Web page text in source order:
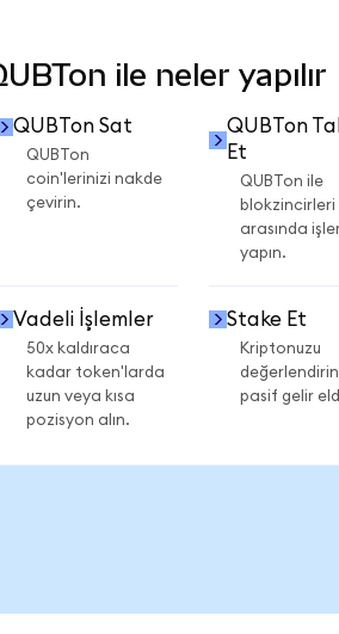
ile neler yapılır
QUBTon Sat
QUBTon
coin'lerinizi nakde
çevirin.
QUBTon
Et
QUBTon ile
blokzincirleri
arasında
yapın.
Vadeli İşlemler
50x kaldıraca
kadar token'larda
uzun veya kısa
pozisyon alın.
Stake Et
Kriptonuzu
pasif gelir